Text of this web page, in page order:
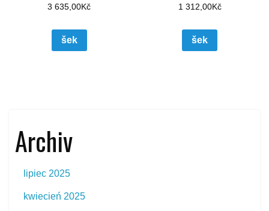
3 635,00Kč
šek
1 312,00Kč
šek
Archiv
lipiec 2025
kwiecień 2025